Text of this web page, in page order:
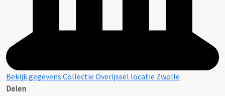
Bekijk gegevens Collectie Overijssel locatie Zwolle
Delen